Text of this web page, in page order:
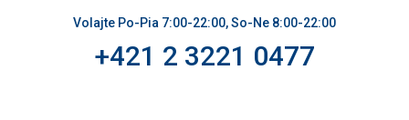
Volajte Po-Pia 7:00-22:00, So-Ne 8:00-22:00
+421 2 3221 0477